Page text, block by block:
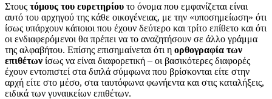
Στους τόμους του ευρετηρίου το όνομα που εμφανίζεται είναι
αυτό του αρχηγού της κάθε οικογένειας, με την «υποσημείωση» ότι
ίσως υπάρχουν κάποιοι που έχουν δεύτερο και τρίτο επίθετο και ότι
οι ενδιαφερόμενοι θα πρέπει να το αναζητήσουν σε άλλο γράμμα
της αλφαβήτου. Επίσης επισημαίνεται ότι η ορθογραφία των
επιθέτων ίσως να είναι διαφορετική – οι βασικότερες διαφορές
έχουν εντοπιστεί στα διπλά σύμφωνα που βρίσκονται είτε στην
αρχή είτε στο μέσο, στα ταυτόφωνα φωνήεντα και στις καταλήξεις,
ειδικά των γυναικείων επιθέτων.